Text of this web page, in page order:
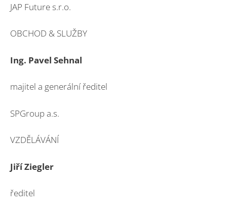
JAP Future s.r.o.
OBCHOD & SLUŽBY
Ing. Pavel Sehnal
majitel a generální ředitel
SPGroup a.s.
VZDĚLÁVÁNÍ
Jiří Ziegler
ředitel